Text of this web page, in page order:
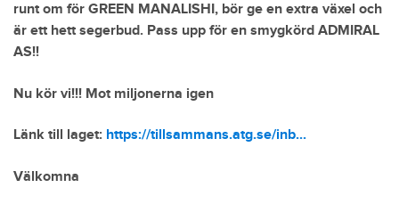
runt om för GREEN MANALISHI, bör ge en extra växel och
är ett hett segerbud. Pass upp för en smygkörd ADMIRAL
AS!!
Nu kör vi!!! Mot miljonerna igen
Länk till laget: https://tillsammans.atg.se/inb...
Välkomna